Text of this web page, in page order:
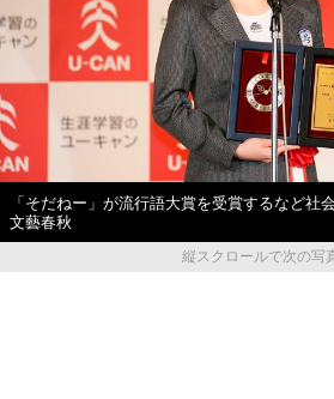
「そだねー」が流行語大賞を受賞するなど
文藝春秋
縦スクロールで次の写